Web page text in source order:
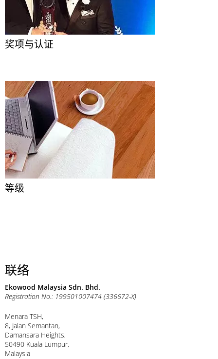
奖项与认证
等级
联络
Ekowood Malaysia Sdn. Bhd.
Registration No.: 199501007474 (336672-X)
Menara TSH,
8, Jalan Semantan,
Damansara Heights,
50490 Kuala Lumpur,
Malaysia